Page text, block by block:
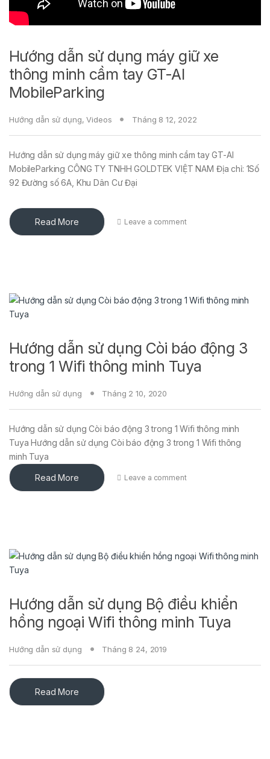
Hướng dẫn sử dụng máy giữ xe
thông minh cầm tay GT-AI
MobileParking
Hướng dẫn sử dụng,Videos Tháng 8 12, 2022
Hướng dẫn sử dụng máy giữ xe thông minh cầm tay GT-AI
MobileParking CÔNG TY TNHH GOLDTEK VIỆT NAM Địa chỉ: 1Số
92 Đường số 6A, Khu Dân Cư Đại
Read More Leave a comment
Hướng dẫn sử dụng Còi báo động 3
trong 1 Wifi thông minh Tuya
Hướng dẫn sử dụng Tháng 2 10, 2020
Hướng dẫn sử dụng Còi báo động 3 trong 1 Wifi thông minh
Tuya Hướng dẫn sử dụng Còi báo động 3 trong 1 Wifi thông
minh Tuya
Read More Leave a comment
Hướng dẫn sử dụng Bộ điều khiển
hồng ngoại Wifi thông minh Tuya
Hướng dẫn sử dụng Tháng 8 24, 2019
Read More